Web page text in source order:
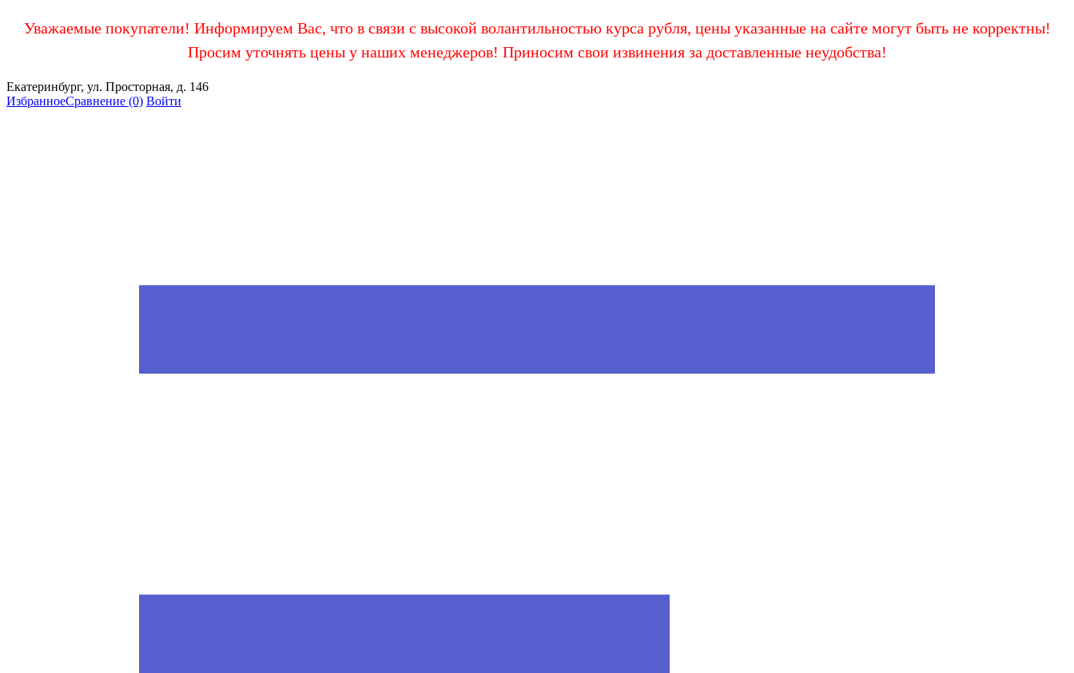
Уважаемые покупатели! Информируем Вас, что в связи с высокой волантильностью курса рубля, цены указанные на сайте могут быть не корректны!
Просим уточнять цены у наших менеджеров! Приносим свои извинения за доставленные неудобства!
Екатеринбург, ул. Просторная, д. 146
ИзбранноеСравнение (0) Войти